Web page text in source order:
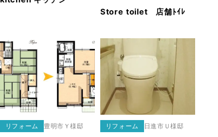
Store toilet 店舗ﾄｲﾚ
リフォーム 豊明市 Ｙ様邸 リフォーム 日進市 Ｕ様邸